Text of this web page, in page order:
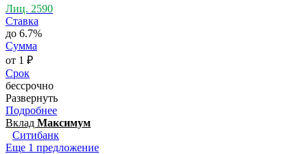
Лиц. 2590
Ставка
до 6.7%
Сумма
от 1 ₽
Срок
бессрочно
Развернуть
Подробнее
Вклад Максимум
Ситибанк
Еще 1 предложение